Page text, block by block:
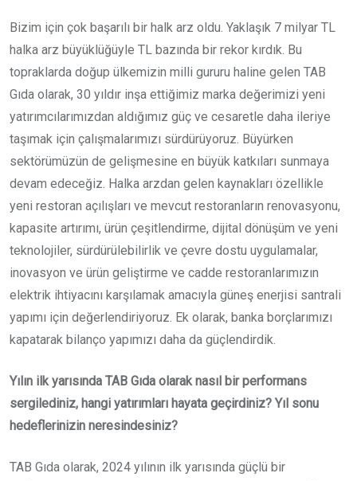
Bizim için çok başarılı bir halk arz oldu. Yaklaşık 7 milyar TL
halka arz büyüklüğüyle TL bazında bir rekor kırdık. Bu
topraklarda doğup ülkemizin milli gururu haline gelen TAB
Gıda olarak, 30 yıldır inşa ettiğimiz marka değerimizi yeni
yatırımcılarımızdan aldığımız güç ve cesaretle daha ileriye
taşımak için çalışmalarımızı sürdürüyoruz. Büyürken
sektörümüzün de gelişmesine en büyük katkıları sunmaya
devam edeceğiz. Halka arzdan gelen kaynakları özellikle
yeni restoran açılışları ve mevcut restoranların renovasyonu,
kapasite artırımı, ürün çeşitlendirme, dijital dönüşüm ve yeni
teknolojiler, sürdürülebilirlik ve çevre dostu uygulamalar,
inovasyon ve ürün geliştirme ve cadde restoranlarımızın
elektrik ihtiyacını karşılamak amacıyla güneş enerjisi santrali
yapımı için değerlendiriyoruz. Ek olarak, banka borçlarımızı
kapatarak bilanço yapımızı daha da güçlendirdik.
Yılın ilk yarısında TAB Gıda olarak nasıl bir performans
sergilediniz, hangi yatırımları hayata geçirdiniz? Yıl sonu
hedeflerinizin neresindesiniz?
TAB Gıda olarak, 2024 yılının ilk yarısında güçlü bir